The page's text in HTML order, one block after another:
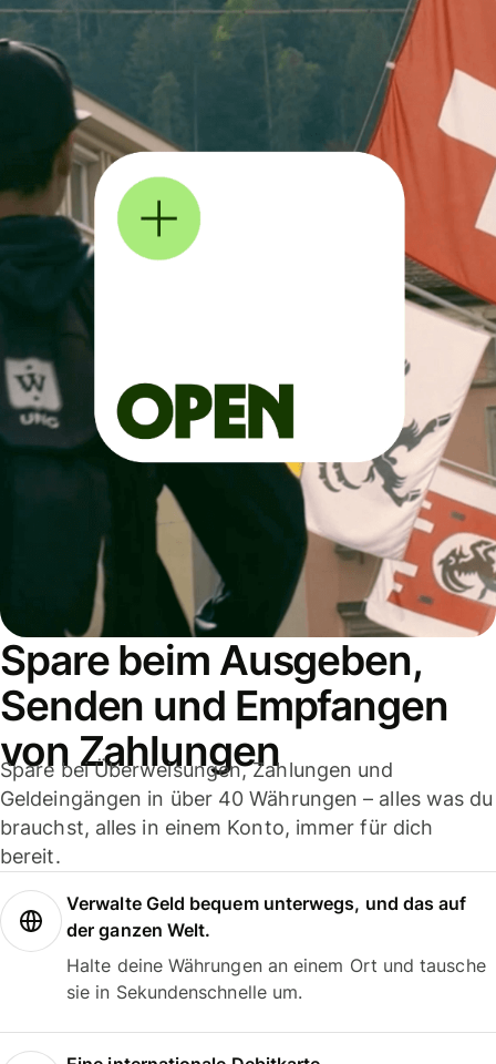
Spare beim Ausgeben,
Senden und Empfangen
von Zahlungen
Spare bei Überweisungen, Zahlungen und
Geldeingängen in über 40 Währungen – alles was du
brauchst, alles in einem Konto, immer für dich
bereit.
Verwalte Geld bequem unterwegs, und das auf
der ganzen Welt.
Halte deine Währungen an einem Ort und tausche
sie in Sekundenschnelle um.